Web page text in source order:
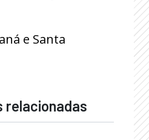
e Santa
relacionadas